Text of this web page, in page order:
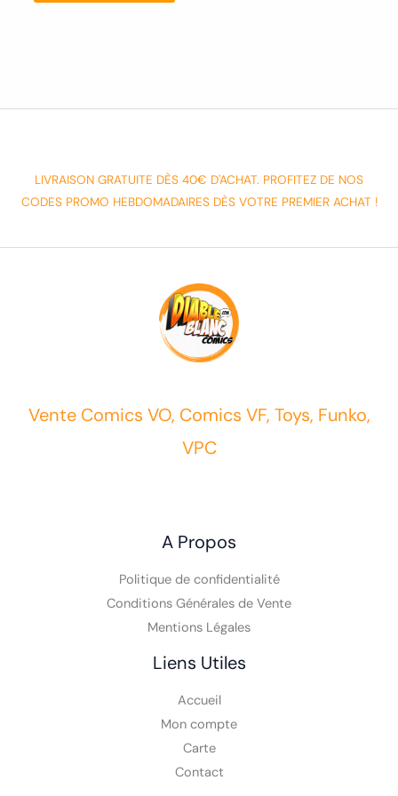
LIVRAISON GRATUITE DÈS 40€ D'ACHAT. PROFITEZ DE NOS
CODES PROMO HEBDOMADAIRES DÈS VOTRE PREMIER ACHAT !
Vente Comics VO, Comics VF, Toys, Funko,
VPC
A Propos
Politique de confidentialité
Conditions Générales de Vente
Mentions Légales
Liens Utiles
Accueil
Mon compte
Carte
Contact